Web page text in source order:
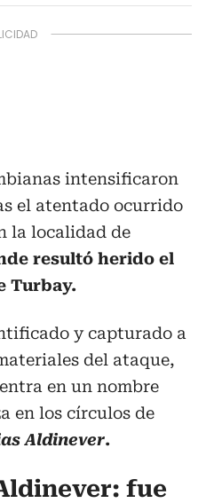
intensificaron
el atentado ocurrido
la localidad de
resultó herido el
Turbay.
y capturado a
del ataque,
en un nombre
en los círculos de
Aldinever.
fue